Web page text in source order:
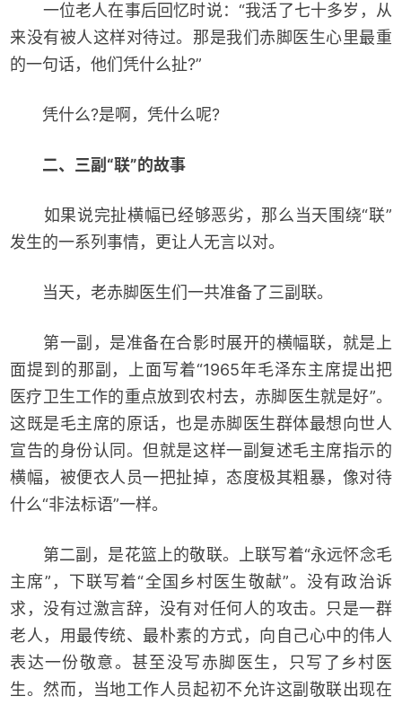
一位老人在事后回忆时说：“我活了七十多岁，从
来没有被人这样对待过。那是我们赤脚医生心里最重
的一句话，他们凭什么扯?”
凭什么?是啊，凭什么呢?
二、三副“联”的故事
如果说完扯横幅已经够恶劣，那么当天围绕“联”
发生的一系列事情，更让人无言以对。
当天，老赤脚医生们一共准备了三副联。
第一副，是准备在合影时展开的横幅联，就是上
面提到的那副，上面写着“1965年毛泽东主席提出把
医疗卫生工作的重点放到农村去，赤脚医生就是好”。
这既是毛主席的原话，也是赤脚医生群体最想向世人
宣告的身份认同。但就是这样一副复述毛主席指示的
横幅，被便衣人员一把扯掉，态度极其粗暴，像对待
什么“非法标语”一样。
第二副，是花篮上的敬联。上联写着“永远怀念毛
主席”，下联写着“全国乡村医生敬献”。没有政治诉
求，没有过激言辞，没有对任何人的攻击。只是一群
老人，用最传统、最朴素的方式，向自己心中的伟人
表达一份敬意。甚至没写赤脚医生，只写了乡村医
生。然而，当地工作人员起初不允许这副敬联出现在